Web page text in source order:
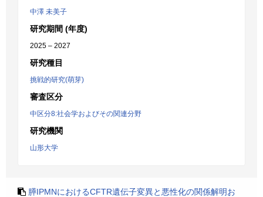
中澤 未美子
研究期間 (年度)
2025 – 2027
研究種目
挑戦的研究(萌芽)
審査区分
中区分8:社会学およびその関連分野
研究機関
山形大学
膵IPMNにおけるCFTR遺伝子変異と悪性化の関係解明お